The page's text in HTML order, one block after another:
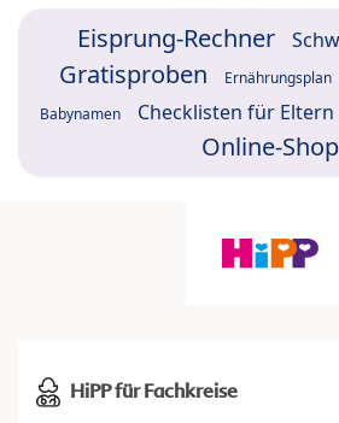
Eisprung-Rechner
Gratisproben Ernährungsplan
Babynamen Checklisten für Eltern
Online-Shop
HiPP für Fachkreise